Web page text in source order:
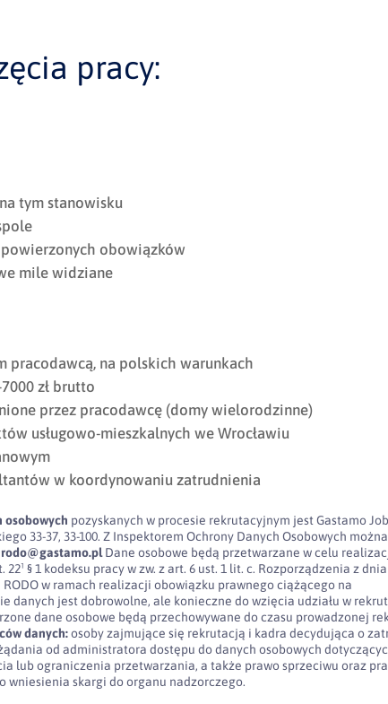
pracy:
tym stanowisku
obowiązków
mile widziane
pracodawcą, na polskich warunkach
zł brutto
przez pracodawcę (domy wielorodzinne)
usługowo-mieszkalnych we Wrocławiu
w koordynowaniu zatrudnienia
osobowych pozyskanych w procesie rekrutacyjnym jest Gastamo
33-37, 33-100. Z Inspektorem Ochrony Danych Osobowych można
rodo@gastamo.plDane osobowe będą przetwarzane w celu
§ 1 kodeksu pracy w zw. z art. 6 ust. 1 lit. c. Rozporządzenia z dnia
w ramach realizacji obowiązku prawnego ciążącego na
danych jest dobrowolne, ale konieczne do wzięcia udziału w
dane osobowe będą przechowywane do czasu prowadzonej
danych:osoby zajmujące się rekrutacją i kadra decydująca o
od administratora dostępu do danych osobowych
lub ograniczenia przetwarzania, a także prawo sprzeciwu oraz
wniesienia skargi do organu nadzorczego.